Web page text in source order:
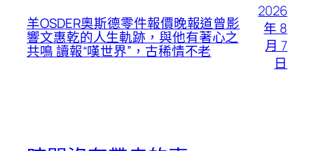
羊OSDER奧斯德零件報價晚報道曾影
響文惠乾的人生軌跡，與他有著心之
共鳴 讀報“嘆世界”，古稀情不老
2026
年 8
月 7
日